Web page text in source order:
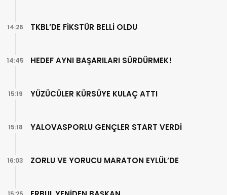
TKBL’DE FİKSTÜR BELLİ OLDU
14:26
HEDEF AYNI BAŞARILARI SÜRDÜRMEK!
14:45
YÜZÜCÜLER KÜRSÜYE KULAÇ ATTI
15:19
YALOVASPORLU GENÇLER START VERDİ
15:18
ZORLU VE YORUCU MARATON EYLÜL’DE
16:03